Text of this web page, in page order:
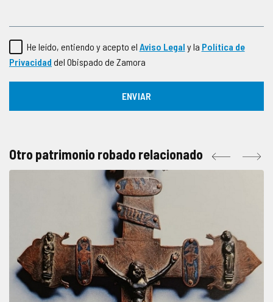
He leído, entiendo y acepto el Aviso Legal y la Política de
Privacidad del Obispado de Zamora
Otro patrimonio robado relacionado